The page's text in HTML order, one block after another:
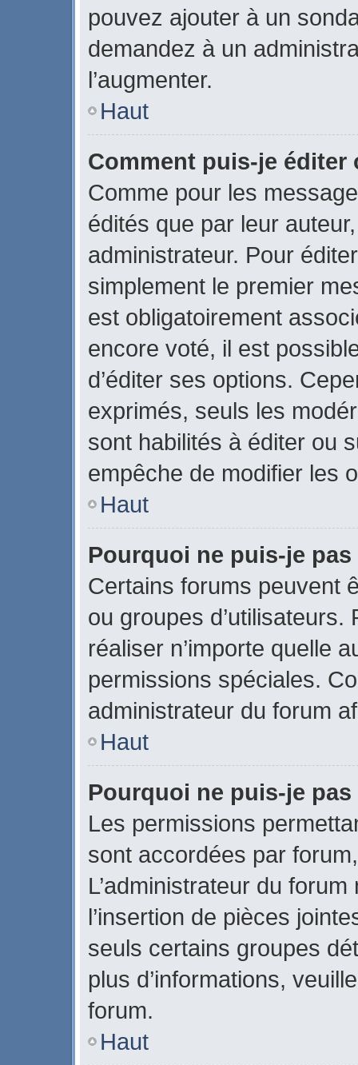
pouvez ajouter à un
demandez à un
l’augmenter.
Haut
Comment puis-je
Comme pour les
édités que par leur
administrateur. Pour
simplement le premier
est obligatoirement
encore voté, il est
d’éditer ses options.
exprimés, seuls les
sont habilités à éditer ou
empêche de modifier les
Haut
Pourquoi ne puis-je
Certains forums peuvent
ou groupes
réaliser n’importe quelle
permissions spéciales.
administrateur du forum
Haut
Pourquoi ne puis-je
Les permissions
sont accordées par
L’administrateur du
l’insertion de pièces
seuls certains groupes
plus d’informations,
forum.
Haut